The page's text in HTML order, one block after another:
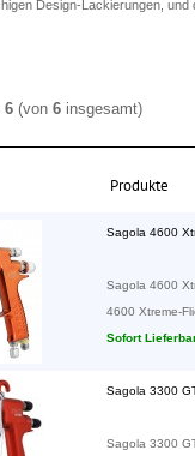
Design-Lackierungen,
6 (von 6 insgesamt)
Produkte
Sagola 4600
Sagola 4600
4600 Xtreme-
Sofort
Sagola 3300
Sagola 3300